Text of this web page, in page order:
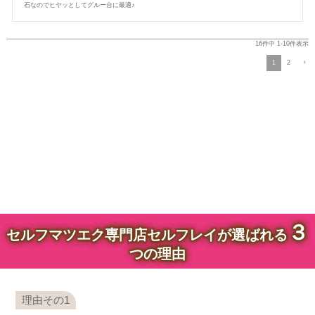
石なのでヒヤッとしてグルー台に最適♪
16件中 1-10件表示
1 2
セルフマツエク専門店セルフレイが選ばれる３
つの理由